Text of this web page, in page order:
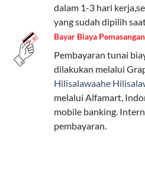
Paket Telkomsel One
Salah satu fitur unggulan
Kuota Keluarga. Dengan
bisa membagikan internet
atau teman tanpa perlu
Berikut adalah detailnya:
Kuota Keluarga 30 GB
dalam 1-3 hari
yang sudah dipilih
Bayar Biaya Pemasangan
Pembayaran tunai
dilakukan melalui
Hilisalawaahe
melalui Alfamart,
mobile banking.
pembayaran.